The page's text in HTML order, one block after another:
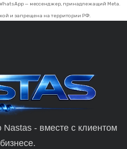
— мессенджер, принадлежащий Meta.
и запрещена на территории РФ.
Nastas - вместе с клиентом